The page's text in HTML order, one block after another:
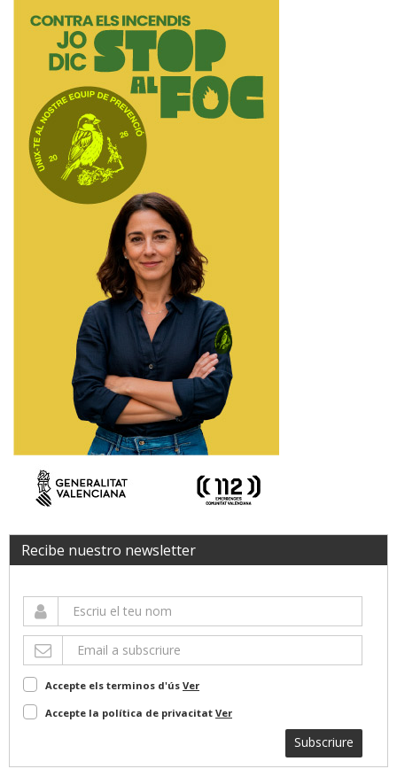
Recibe nuestro newsletter
Accepte els terminos d'ús Ver
Accepte la política de privacitat Ver
Subscriure